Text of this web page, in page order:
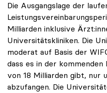
Die Ausgangslage der
Milliarden inklusive
Universitätskliniken. Die
moderat auf Basis der
dass es in der kommenden
von 18 Milliarden gibt, nur
abzufangen. Die